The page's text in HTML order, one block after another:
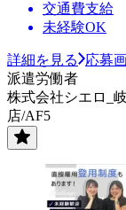
交通費支給
未経験OK
詳細を見る
応募
派遣労働者
株式会社シエロ_
店/AF5